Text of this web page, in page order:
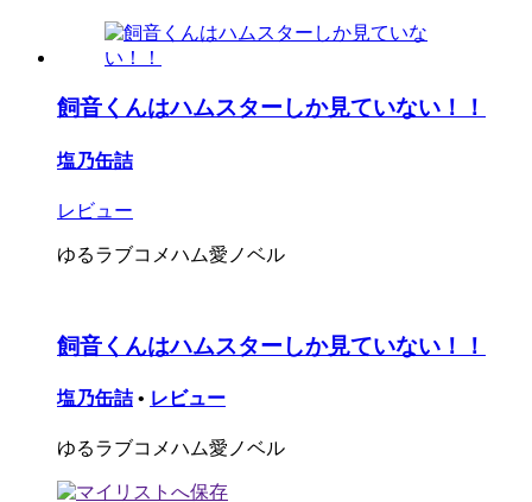
飼音くんはハムスターしか見ていない！！
塩乃缶詰
レビュー
ゆるラブコメハム愛ノベル
飼音くんはハムスターしか見ていない！！
塩乃缶詰 • レビュー
ゆるラブコメハム愛ノベル